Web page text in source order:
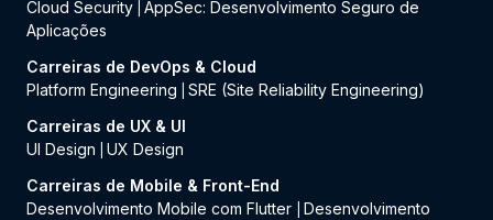
Cloud Security AppSec: Desenvolvimento Seguro de
Aplicações
Carreiras de DevOps & Cloud
Platform Engineering
SRE (Site Reliability Engineering)
Carreiras de UX & UI
UI Design
UX Design
Carreiras de Mobile & Front-End
Desenvolvimento Mobile com Flutter
Desenvolvimento